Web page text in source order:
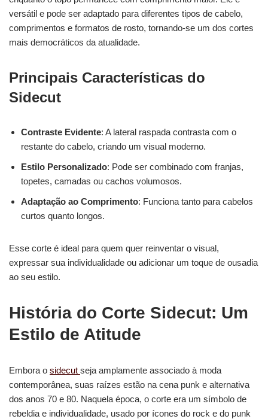
versátil e pode ser adaptado para diferentes tipos de cabelo,
comprimentos e formatos de rosto, tornando-se um dos cortes
mais democráticos da atualidade.
Principais Características do
Sidecut
Contraste Evidente: A lateral raspada contrasta com o
restante do cabelo, criando um visual moderno.
Estilo Personalizado: Pode ser combinado com franjas,
topetes, camadas ou cachos volumosos.
Adaptação ao Comprimento: Funciona tanto para cabelos
curtos quanto longos.
Esse corte é ideal para quem quer reinventar o visual,
expressar sua individualidade ou adicionar um toque de ousadia
ao seu estilo.
História do Corte Sidecut: Um
Estilo de Atitude
Embora o sidecut seja amplamente associado à moda
contemporânea, suas raízes estão na cena punk e alternativa
dos anos 70 e 80. Naquela época, o corte era um símbolo de
rebeldia e individualidade, usado por ícones do rock e do punk